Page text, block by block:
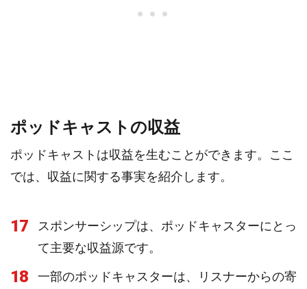
ポッドキャストの収益
ポッドキャストは収益を生むことができます。ここ
では、収益に関する事実を紹介します。
17
スポンサーシップは、ポッドキャスターにとっ
て主要な収益源です。
18
一部のポッドキャスターは、リスナーからの寄